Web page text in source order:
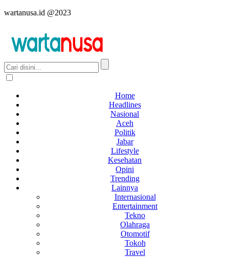
wartanusa.id @2023
Home
Headlines
Nasional
Aceh
Politik
Jabar
Lifestyle
Kesehatan
Opini
Trending
Lainnya
Internasional
Entertainment
Tekno
Olahraga
Otomotif
Tokoh
Travel